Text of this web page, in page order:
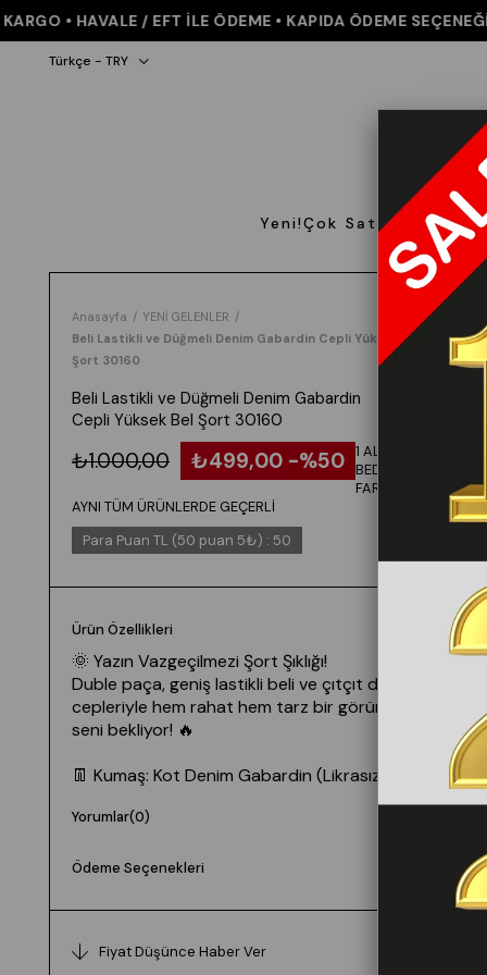
• HAVALE / EFT İLE ÖDEME • KAPIDA ÖDEME SEÇENEĞİ •
Türkçe - TRY
Yeni!Çok Satanlar Giyim
Anasayfa
YENİ GELENLER
Beli Lastikli ve Düğmeli Denim Gabardin Cepli Yüksek Bel
Şort 30160
Beli Lastikli ve Düğmeli Denim Gabardin
Cepli Yüksek Bel Şort 30160
₺1.000,00 ₺499,00 50 1 ALANA 1
BEDAVA -
FARKLI VEYA
AYNI TÜM ÜRÜNLERDE GEÇERLİ
Para Puan TL (50 puan 5₺) : 50
Ürün Özellikleri
🌞 Yazın Vazgeçilmezi Şort Şıklığı!
Duble paça, geniş lastikli beli ve çıtçıt detaylı
cepleriyle hem rahat hem tarz bir görünüm
seni bekliyor! 🔥
👖 Kumaş: Kot Denim Gabardin (Likrasız)
📏 Uzunluk: 40 cm
👠 Manken Ölçüsü: 38 Beden | 173 cm | 60 kg |
85/72/102
Yorumlar(0)
Ödeme Seçenekleri
Fiyat Düşünce Haber Ver